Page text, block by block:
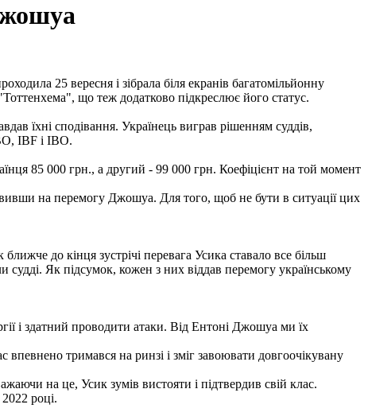
25 вересня і зібрала біля екранів багатомільйонну
що теж додатково підкреслює його статус.
їхні сподівання. Українець виграв рішенням суддів,
IBF і IBO.
85 000 грн., а другий - 99 000 грн. Коефіцієнт на той момент
на перемогу Джошуа. Для того, щоб не бути в ситуації цих
до кінця зустрічі перевага Усика ставало все більш
Як підсумок, кожен з них віддав перемогу українському
і здатний проводити атаки. Від Ентоні Джошуа ми їх
тримався на ринзі і зміг завоювати довгоочікувану
на це, Усик зумів вистояти і підтвердив свій клас.
році.